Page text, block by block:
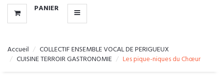
PANIER
Accueil
COLLECTIF ENSEMBLE VOCAL DE PERIGUEUX
CUISINE TERROIR GASTRONOMIE
Les pique-niques du Chœur